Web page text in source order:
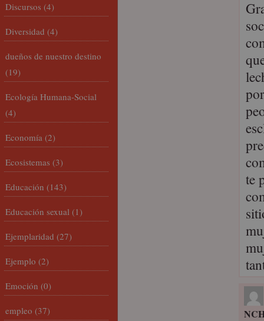
te
Discursos (4)
Diversidad (4)
dueños de nuestro destino
(19)
Ecología Humana-Social
(4)
Economía (2)
Ecosistemas (3)
Educación (143)
Educación sexual (1)
Ejemplaridad (27)
Ejemplo (2)
Emoción (0)
empleo (37)